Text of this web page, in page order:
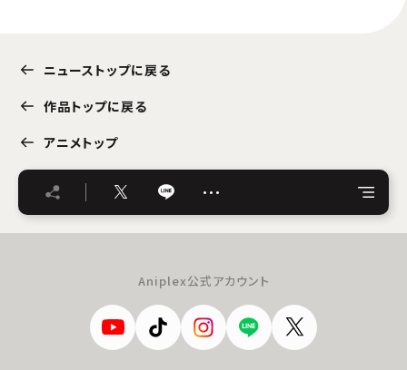
ニューストップに戻る
作品トップに戻る
アニメトップ
…
Aniplex公式アカウント